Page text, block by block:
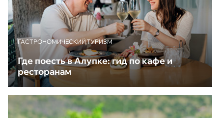
ГАСТРОНОМИЧЕСКИЙ ТУРИЗМ
Где поесть в Алупке: гид по кафе и
ресторанам